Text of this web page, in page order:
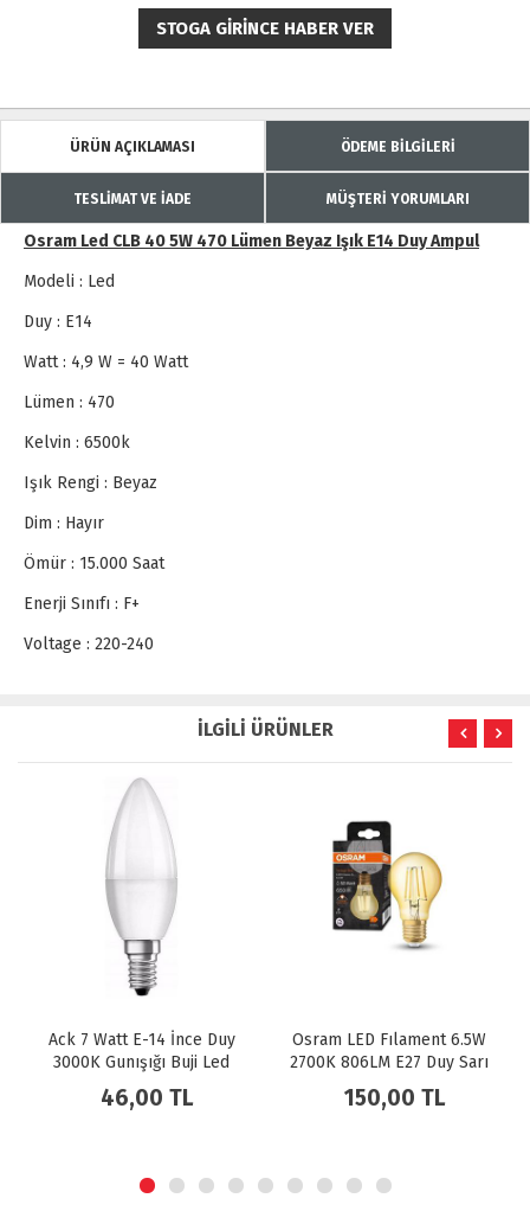
STOGA GIRINCE HABER VER
ÜRÜN AÇIKLAMASI ÖDEME BİLGİLERİ
TESLİMAT VE İADE MÜŞTERİ YORUMLARI
Osram Led CLB 40 5W 470 Lümen Beyaz Işık E14 Duy Ampul
Modeli : Led
Duy : E14
Watt : 4,9 W = 40 Watt
Lümen : 470
Kelvin : 6500k
Işık Rengi : Beyaz
Dim : Hayır
Ömür : 15.000 Saat
Enerji Sınıfı : F+
Voltage : 220-240
İLGİLİ ÜRÜNLER
Ack 7 Watt E-14 İnce Duy
3000K Gunışığı Buji Led
Ampul
46,00 TL
Osram LED Fılament 6.5W
2700K 806LM E27 Duy Sarı
Işık Ampul Dim Edilebilir /
4099854394294
150,00 TL